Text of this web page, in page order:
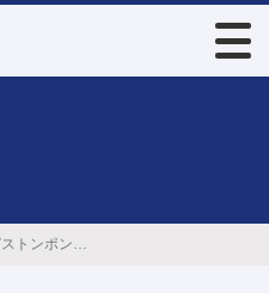
斜板式油圧ピストンポンプにおけるスリッパ/斜板間の潤滑特性に関する研究